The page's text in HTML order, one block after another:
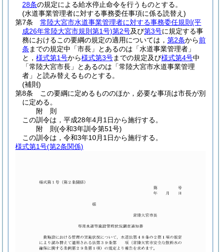
28条の規定による給水停止命令を行うものとする。
(水道事業管理者に対する事務委任事項に係る読替え)
第7条
常陸大宮市水道事業管理者に対する事務委任規則 (平
成26年常陸大宮市規則第1号)第2号及び第3号に規定する事
務におけるこの要綱の規定の適用については， 第2条から前
条 までの規定中「市長」とあるのは「水道事業管理者」
と， 様式第1号から様式第3号までの規定及び様式第4号中
「常陸大宮市長」とあるのは「常陸大宮市水道事業管理
者」と読み替えるものとする。
(補則)
第8条
この要綱に定めるもののほか，必要な事項は市長が別
に定める。
附 則
この訓令は，平成28年4月1日から施行する。
附 則(令和3年訓令第51号)
この訓令は，令和3年10月1日から施行する。
様式第1号(第2条関係)